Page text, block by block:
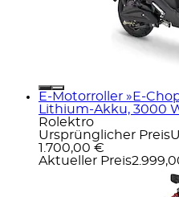
E-Motorroller »E-
Lithium-Akku, 3000
Rolektro
Ursprünglicher Preis
1.700,00 €
Aktueller Preis